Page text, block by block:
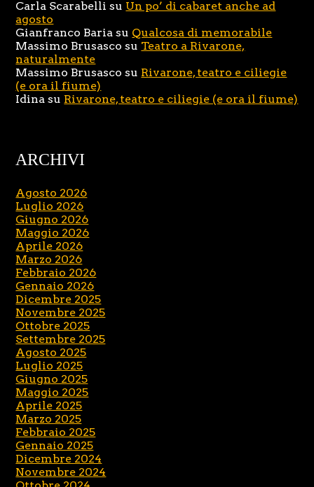
Carla Scarabelli su Un po’ di cabaret anche ad
agosto
Gianfranco Baria su Qualcosa di memorabile
Massimo Brusasco su Teatro a Rivarone,
naturalmente
Massimo Brusasco su Rivarone, teatro e ciliegie
(e ora il fiume)
Idina su Rivarone, teatro e ciliegie (e ora il fiume)
ARCHIVI
Agosto 2026
Luglio 2026
Giugno 2026
Maggio 2026
Aprile 2026
Marzo 2026
Febbraio 2026
Gennaio 2026
Dicembre 2025
Novembre 2025
Ottobre 2025
Settembre 2025
Agosto 2025
Luglio 2025
Giugno 2025
Maggio 2025
Aprile 2025
Marzo 2025
Febbraio 2025
Gennaio 2025
Dicembre 2024
Novembre 2024